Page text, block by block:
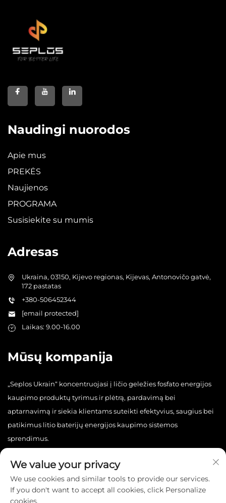
Naudingi nuorodos
Apie mus
PREKĖS
Naujienos
PROGRAMA
Susisiekite su mumis
Adresas
Ukraina, 03150, Kijevo regionas, Kijevas, Antonovičo gatvė,
172 pastatas
+380-506452344
[email protected]
Laikas: 9.00-16.00
Mūsų kompanija
„Seplos Ukrain“ koncentruojasi į ličio geležies fosfato energijos
kaupimo produktų tyrimus ir plėtrą, pardavimą bei
aptarnavimą ir siekia klientams suteikti efektyvius, saugius bei
patikimus litio baterijų energijos kaupimo sistemos
sprendimus.
We value your privacy
We use cookies and similar tools to provide our services.
If you don't want to accept all cookies, click Personalize
cookies.